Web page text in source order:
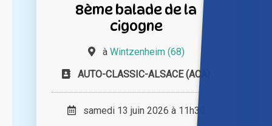
8ème balade de la
cigogne
à Wintzenheim (68)
AUTO-CLASSIC-ALSACE (ACA)
samedi 13 juin 2026 à 11h30